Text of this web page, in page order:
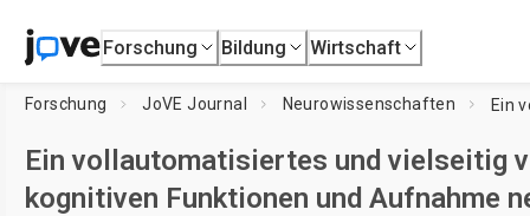
Forschung Bildung Wirtschaft
Forschung JoVE Journal Neurowissenschaften
Ein vollautomatisiertes und vielseitig
kognitiven Funktionen und Aufnahme